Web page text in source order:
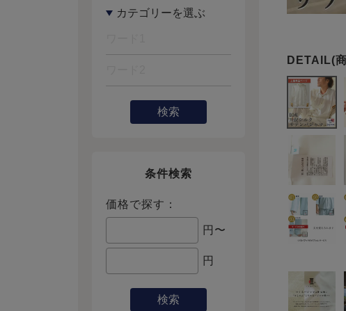
検索
条件検索
価格で探す：
円〜
円
検索